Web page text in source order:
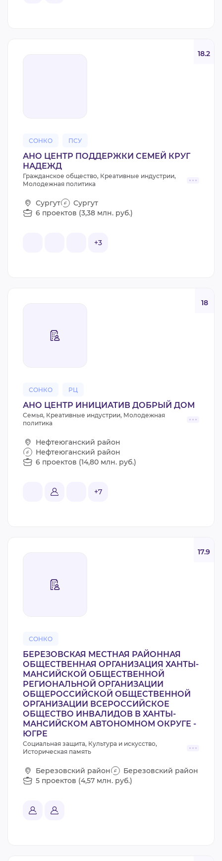
СОНКО ПСУ
18.2
АНО ЦЕНТР ПОДДЕРЖКИ СЕМЕЙ КРУГ
НАДЕЖД
Гражданское общество, Креативные индустрии,
Молодежная политика
Сургут
Сургут
6 проектов (3,38 млн. руб.)
+3
СОНКО РЦ
18
АНО ЦЕНТР ИНИЦИАТИВ ДОБРЫЙ ДОМ
Семья, Креативные индустрии, Молодежная
политика
Нефтеюганский район
Нефтеюганский район
6 проектов (14,80 млн. руб.)
+7
СОНКО
17.9
БЕРЕЗОВСКАЯ МЕСТНАЯ РАЙОННАЯ
ОБЩЕСТВЕННАЯ ОРГАНИЗАЦИЯ ХАНТЫ-
МАНСИЙСКОЙ ОБЩЕСТВЕННОЙ
РЕГИОНАЛЬНОЙ ОРГАНИЗАЦИИ
ОБЩЕРОССИЙСКОЙ ОБЩЕСТВЕННОЙ
ОРГАНИЗАЦИИ ВСЕРОССИЙСКОЕ
ОБЩЕСТВО ИНВАЛИДОВ В ХАНТЫ-
МАНСИЙСКОМ АВТОНОМНОМ ОКРУГЕ -
ЮГРЕ
Социальная защита, Культура и искусство,
Историческая память
Березовский район
Березовский район
5 проектов (4,57 млн. руб.)